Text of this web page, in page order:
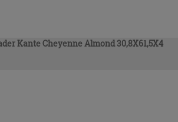
Kante Cheyenne Almond 30,8X61,5X4